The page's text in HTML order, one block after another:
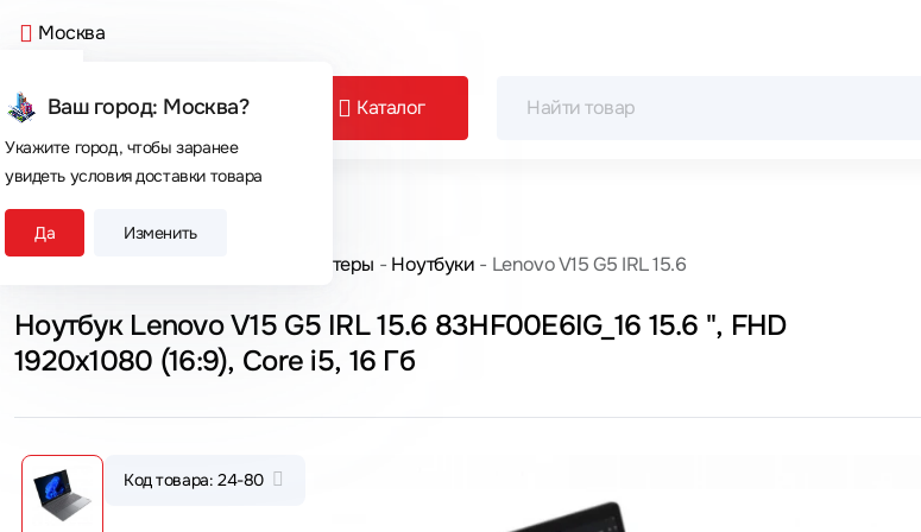
Москва
Ваш город: Москва?
Укажите город, чтобы заранее
увидеть условия доставки товара
Да Изменить
Каталог
Сегодня покупают
Главная Компьютеры Ноутбуки Lenovo V15 G5 IRL 15.6
Ноутбук Lenovo V15 G5 IRL 15.6 83HF00E6IG_16 15.6 ", FHD
1920x1080 (16:9), Core i5, 16 Гб
Код товара: 24-80